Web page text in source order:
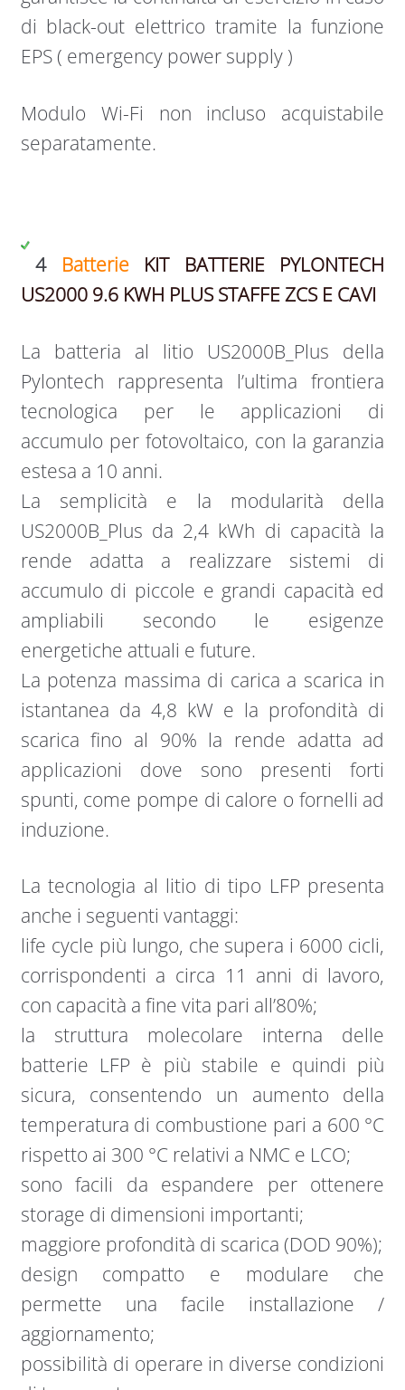
di black-out elettrico tramite la funzione
EPS ( emergency power supply )
Modulo Wi-Fi non incluso acquistabile
separatamente.
4 Batterie
KIT BATTERIE PYLONTECH
US2000 9.6 KWH PLUS STAFFE ZCS E CAVI
La batteria al litio US2000B_Plus della
Pylontech rappresenta l’ultima frontiera
tecnologica per le applicazioni di
accumulo per fotovoltaico, con la garanzia
estesa a 10 anni.
La semplicità e la modularità della
US2000B_Plus da 2,4 kWh di capacità la
rende adatta a realizzare sistemi di
accumulo di piccole e grandi capacità ed
ampliabili secondo le esigenze
energetiche attuali e future.
La potenza massima di carica a scarica in
istantanea da 4,8 kW e la profondità di
scarica fino al 90% la rende adatta ad
applicazioni dove sono presenti forti
spunti, come pompe di calore o fornelli ad
induzione.
La tecnologia al litio di tipo LFP presenta
anche i seguenti vantaggi:
life cycle più lungo, che supera i 6000 cicli,
corrispondenti a circa 11 anni di lavoro,
con capacità a fine vita pari all’80%;
la struttura molecolare interna delle
batterie LFP è più stabile e quindi più
sicura, consentendo un aumento della
temperatura di combustione pari a 600 °C
rispetto ai 300 °C relativi a NMC e LCO;
sono facili da espandere per ottenere
storage di dimensioni importanti;
maggiore profondità di scarica (DOD 90%);
design compatto e modulare che
permette una facile installazione /
aggiornamento;
possibilità di operare in diverse condizioni